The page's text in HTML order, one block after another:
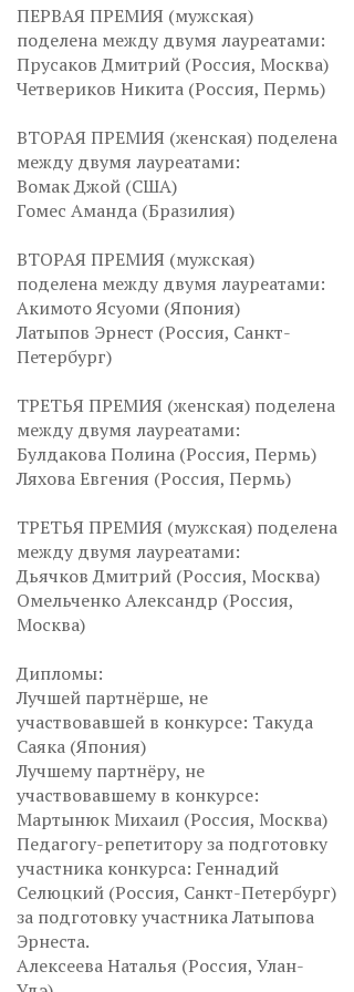
ПЕРВАЯ ПРЕМИЯ (мужская)
поделена между двумя лауреатами:
Прусаков Дмитрий (Россия, Москва)
Четвериков Никита (Россия, Пермь)
ВТОРАЯ ПРЕМИЯ (женская) поделена
между двумя лауреатами:
Вомак Джой (США)
Гомес Аманда (Бразилия)
ВТОРАЯ ПРЕМИЯ (мужская)
поделена между двумя лауреатами:
Акимото Ясуоми (Япония)
Латыпов Эрнест (Россия, Санкт-
Петербург)
ТРЕТЬЯ ПРЕМИЯ (женская) поделена
между двумя лауреатами:
Булдакова Полина (Россия, Пермь)
Ляхова Евгения (Россия, Пермь)
ТРЕТЬЯ ПРЕМИЯ (мужская) поделена
между двумя лауреатами:
Дьячков Дмитрий (Россия, Москва)
Омельченко Александр (Россия,
Москва)
Дипломы:
Лучшей партнёрше, не
участвовавшей в конкурсе: Такуда
Саяка (Япония)
Лучшему партнёру, не
участвовавшему в конкурсе:
Мартынюк Михаил (Россия, Москва)
Педагогу-репетитору за подготовку
участника конкурса: Геннадий
Селюцкий (Россия, Санкт-Петербург)
за подготовку участника Латыпова
Эрнеста.
Алексеева Наталья (Россия, Улан-